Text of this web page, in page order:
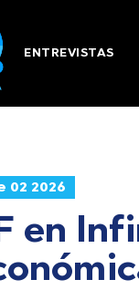
ENTREVISTAS
02 2026
en